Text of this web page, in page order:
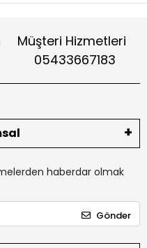
Müşteri Hizmetleri
05433667183
haberdar olmak
Gönder